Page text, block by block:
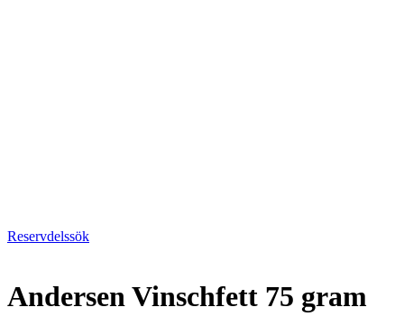
Reservdelssök
Andersen Vinschfett 75 gram